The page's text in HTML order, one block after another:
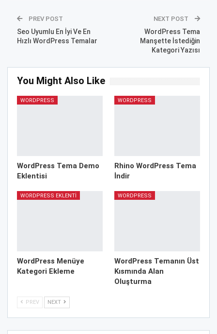
PREV POST
Seo Uyumlu En İyi Ve En
Hızlı WordPress Temalar
NEXT POST
WordPress Tema
Manşette İstediğin
Kategori Yazısı
You Might Also Like
WORDPRESS
WordPress Tema Demo
Eklentisi
WORDPRESS
Rhino WordPress Tema
İndir
WORDPRESS EKLENTI
WordPress Menüye
Kategori Ekleme
WORDPRESS
WordPress Temanın Üst
Kısmında Alan
Oluşturma
PREV NEXT